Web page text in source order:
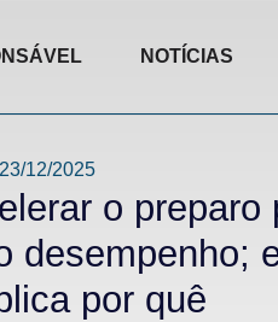
NOTÍCIAS
23/12/2025
o preparo
desempenho;
por quê